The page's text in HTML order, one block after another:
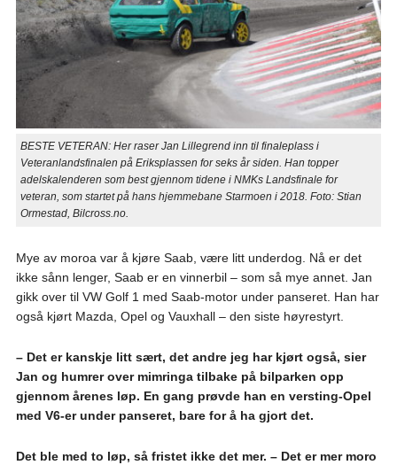
BESTE VETERAN: Her raser Jan Lillegrend inn til finaleplass i
Veteranlandsfinalen på Eriksplassen for seks år siden. Han topper
adelskalenderen som best gjennom tidene i NMKs Landsfinale for
veteran, som startet på hans hjemmebane Starmoen i 2018. Foto: Stian
Ormestad, Bilcross.no.
Mye av moroa var å kjøre Saab, være litt underdog. Nå er det
ikke sånn lenger, Saab er en vinnerbil – som så mye annet. Jan
gikk over til VW Golf 1 med Saab-motor under panseret. Han har
også kjørt Mazda, Opel og Vauxhall – den siste høyrestyrt.
– Det er kanskje litt sært, det andre jeg har kjørt også, sier
Jan og humrer over mimringa tilbake på bilparken opp
gjennom årenes løp. En gang prøvde han en versting-Opel
med V6-er under panseret, bare for å ha gjort det.
Det ble med to løp, så fristet ikke det mer. – Det er mer moro